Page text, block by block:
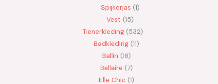
Spijkerjas 1
Vest 15
Tienerkleding 532
Badkleding 11
Ballin 18
Bellaire 7
Elle Chic 1